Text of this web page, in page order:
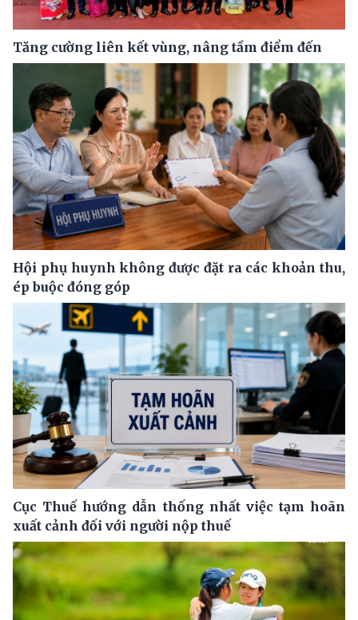
Tăng cường liên kết vùng, nâng tầm điểm đến
Hội phụ huynh không được đặt ra các khoản thu,
ép buộc đóng góp
Cục Thuế hướng dẫn thống nhất việc tạm hoãn
xuất cảnh đối với người nộp thuế